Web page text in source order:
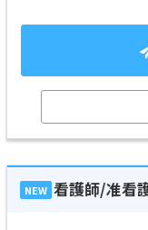
NEW 看護師/准看